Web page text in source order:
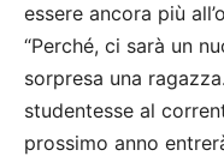
essere ancora più
“Perché, ci sarà un
sorpresa una
studentesse al
prossimo anno